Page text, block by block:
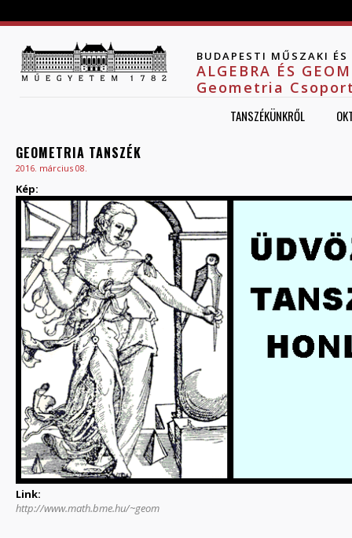
BUDAPESTI MŰSZAKI
ALGEBRA ÉS
Geometria
TANSZÉKÜNKRŐL
GEOMETRIA TANSZÉK
2016. március 08.
Kép:
Link:
http://www.math.bme.hu/~geom